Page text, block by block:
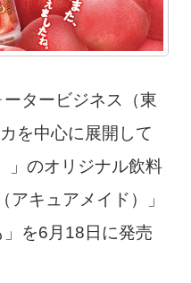
タービジネス（東
を中心に展開して
」のオリジナル飲料
キュアメイド）」
を6月18日に発売